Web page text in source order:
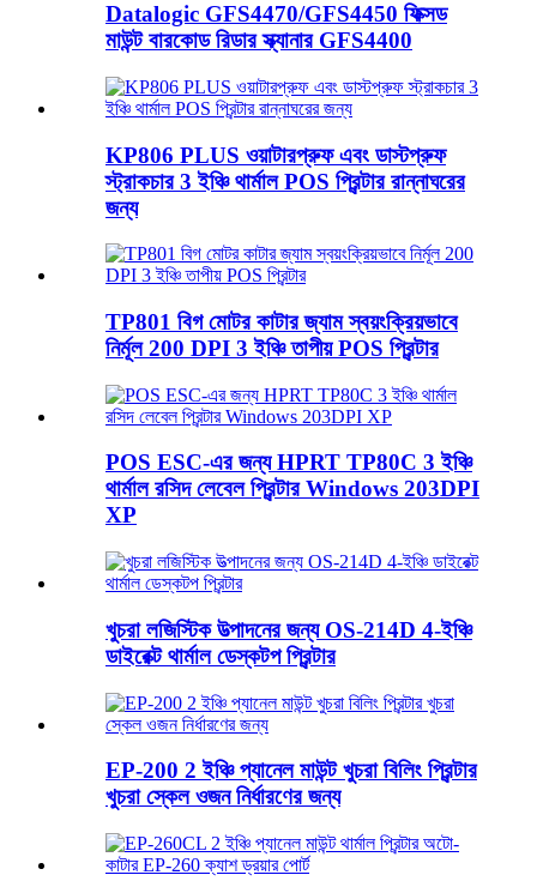
Datalogic GFS4470/GFS4450 ফিক্সড
মাউন্ট বারকোড রিডার স্ক্যানার GFS4400
KP806 PLUS ওয়াটারপ্রুফ এবং ডাস্টপ্রুফ
স্ট্রাকচার 3 ইঞ্চি থার্মাল POS প্রিন্টার রান্নাঘরের
জন্য
TP801 বিগ মোটর কাটার জ্যাম স্বয়ংক্রিয়ভাবে
নির্মূল 200 DPI 3 ইঞ্চি তাপীয় POS প্রিন্টার
POS ESC-এর জন্য HPRT TP80C 3 ইঞ্চি
থার্মাল রসিদ লেবেল প্রিন্টার Windows 203DPI
XP
খুচরা লজিস্টিক উত্পাদনের জন্য OS-214D 4-ইঞ্চি
ডাইরেক্ট থার্মাল ডেস্কটপ প্রিন্টার
EP-200 2 ইঞ্চি প্যানেল মাউন্ট খুচরা বিলিং প্রিন্টার
খুচরা স্কেল ওজন নির্ধারণের জন্য